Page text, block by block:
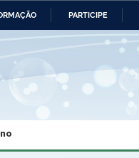
PARTICIPE
Ministério da Economia
e dos Direitos Humanos
Planalto